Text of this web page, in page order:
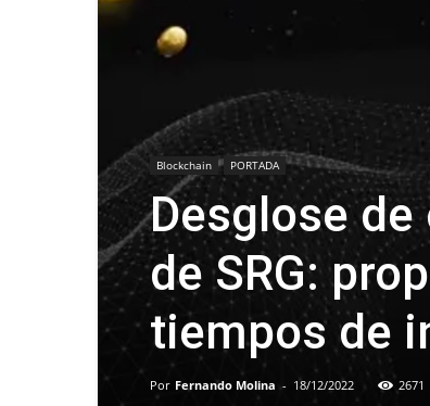
Blockchain PORTADA
Desglose
de SRG:
tiempos de
Por Fernando Molina - 18/12/2022 2671